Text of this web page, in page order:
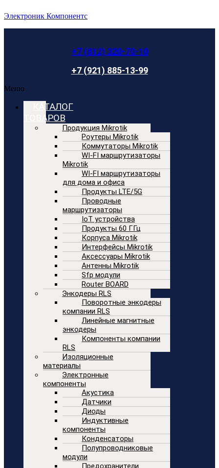
Электроник Компонентс
+7 (812) 320-70-10
+7 (921) 885-13-99
Меню
КАТАЛОГ
ТОВАРОВ
Продукция Mikrotik
Роутеры Mikrotik
Коммутаторы Mikrotik
WI-FI маршрутизаторы
Mikrotik
WI-FI маршрутизаторы
для дома и офиса
Продукты LTE/5G
Проводные
маршрутизаторы
IoT устройства
Продукты 60 ГГц
Корпуса Mikrotik
Интерфейсы Mikrotik
Аксессуары Mikrotik
Антенны Mikrotik
Sfp модули
Router BOARD
Энкодеры RLS
Поворотные энкодеры
компании RLS
Линейные магнитные
энкодеры
Компоненты компании
RLS
Изоляционные
материалы
Электронные
компоненты
Акустика
Датчики
Диоды
Индуктивные
компоненты
Конденсаторы
Полупроводниковые
модули
Предохранители